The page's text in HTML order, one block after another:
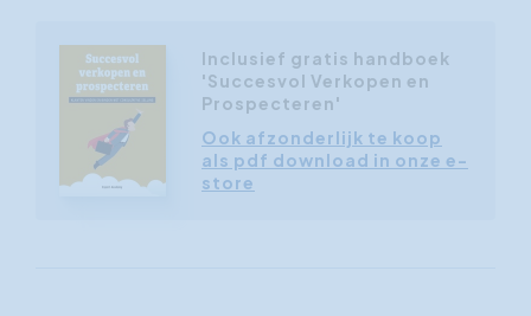
Inclusief gratis handboek
'Succesvol Verkopen en
Prospecteren'
Ook afzonderlijk te koop
als pdf download in onze e-
store